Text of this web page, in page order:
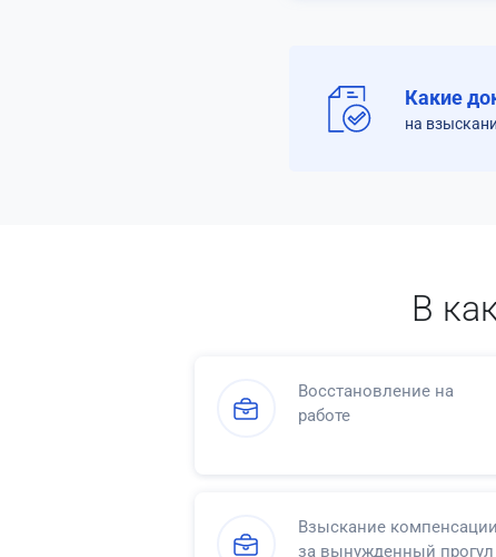
Какие
на
В
Восстановление на
работе
Взыскание компенсации
за вынужденный прогул